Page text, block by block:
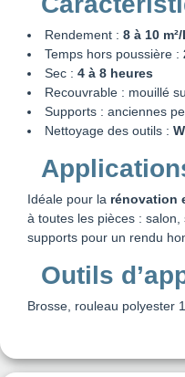
Rendement : 8 à 10
Temps hors poussière :
Sec : 4 à 8 heures
Recouvrable : mouillé
Supports : anciennes
Nettoyage des outils :
Idéale pour la rénovation
à toutes les pièces :
supports pour un rendu
Outils
Brosse, rouleau polyester